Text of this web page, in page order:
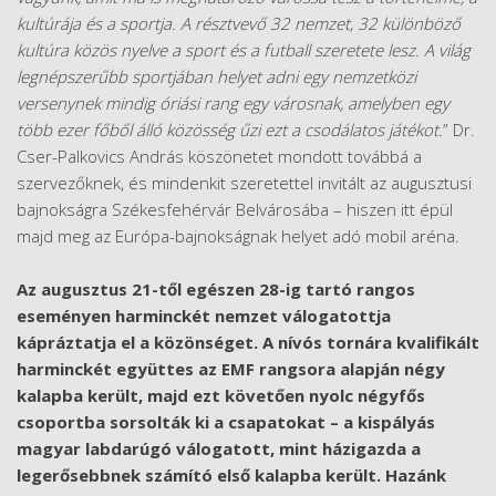
kultúrája és a sportja. A résztvevő 32 nemzet, 32 különböző
kultúra közös nyelve a sport és a futball szeretete lesz. A világ
legnépszerűbb sportjában helyet adni egy nemzetközi
versenynek mindig óriási rang egy városnak, amelyben egy
több ezer főből álló közösség űzi ezt a csodálatos játékot.” Dr.
Cser-Palkovics András köszönetet mondott továbbá a
szervezőknek, és mindenkit szeretettel invitált az augusztusi
bajnokságra Székesfehérvár Belvárosába – hiszen itt épül
majd meg az Európa-bajnokságnak helyet adó mobil aréna.
Az augusztus 21-től egészen 28-ig tartó rangos
eseményen harminckét nemzet válogatottja
kápráztatja el a közönséget. A nívós tornára kvalifikált
harminckét együttes az EMF rangsora alapján négy
kalapba került, majd ezt követően nyolc négyfős
csoportba sorsolták ki a csapatokat – a kispályás
magyar labdarúgó válogatott, mint házigazda a
legerősebbnek számító első kalapba került. Hazánk